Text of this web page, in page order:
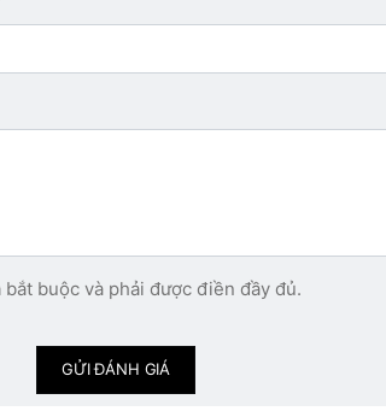
buộc và phải được điền đầy đủ.
GỬI ĐÁNH GIÁ